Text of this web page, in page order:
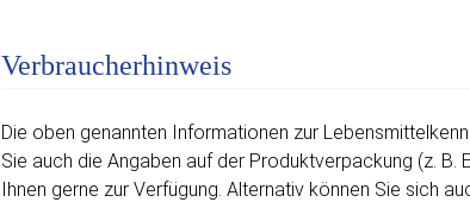
Verbraucherhinweis
Die oben genannten Informationen zur
Sie auch die Angaben auf der Produktverpackung (z.
Ihnen gerne zur Verfügung. Alternativ können Sie sich